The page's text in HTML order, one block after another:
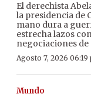
El derechista
la presidencia de
mano dura a
estrecha lazos
negociaciones de
Agosto 7, 2026 06:19
Mundo